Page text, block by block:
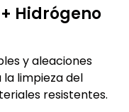
Hidrógeno
y aleaciones
limpieza del
resistentes.